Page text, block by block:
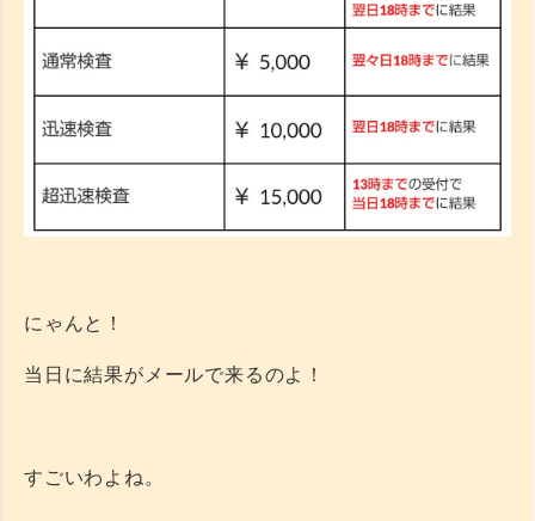
にゃんと！
当日に結果がメールで来るのよ！
すごいわよね。